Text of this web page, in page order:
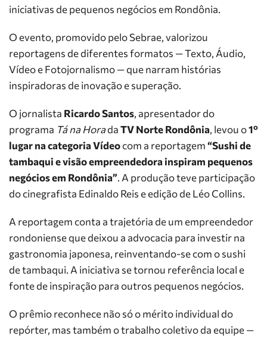
iniciativas de pequenos negócios em Rondônia.
O evento, promovido pelo Sebrae, valorizou
reportagens de diferentes formatos — Texto, Áudio,
Vídeo e Fotojornalismo — que narram histórias
inspiradoras de inovação e superação.
O jornalista Ricardo Santos, apresentador do
programa Tá na HoradaTV Norte Rondônia, levou o1º
lugar na categoria Vídeocom a reportagem“Sushi de
tambaqui e visão empreendedora inspiram pequenos
negócios em Rondônia”. A produção teve participação
do cinegrafista Edinaldo Reis e edição de Léo Collins.
A reportagem conta a trajetória de um empreendedor
rondoniense que deixou a advocacia para investir na
gastronomia japonesa, reinventando-se com o sushi
de tambaqui. A iniciativa se tornou referência local e
fonte de inspiração para outros pequenos negócios.
O prêmio reconhece não só o mérito individual do
repórter, mas também o trabalho coletivo da equipe —